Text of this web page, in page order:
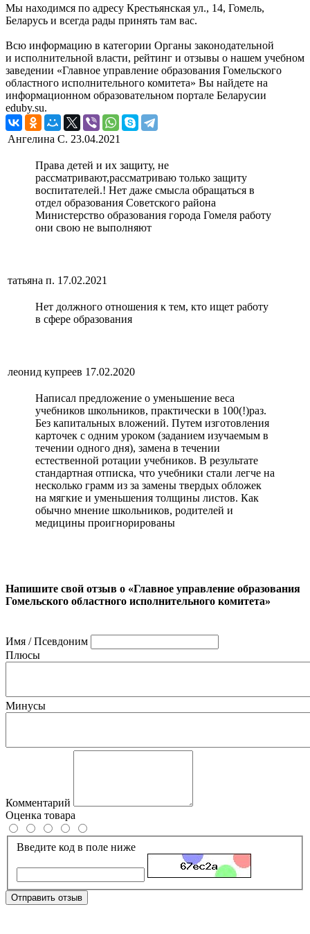
Мы находимся по адресу Крестьянская ул., 14, Гомель,
Беларусь и всегда рады принять там вас.
Всю информацию в категории Органы законодательной
и исполнительной власти, рейтинг и отзывы о нашем учебном
заведении «Главное управление образования Гомельского
областного исполнительного комитета» Вы найдете на
информационном образовательном портале Беларусии
eduby.su.
Ангелина С. 23.04.2021
Права детей и их защиту, не
рассматривают,рассматриваю только защиту
воспитателей.! Нет даже смысла обращаться в
отдел образования Советского района
Министерство образования города Гомеля работу
они свою не выполняют
татьяна п. 17.02.2021
Нет должного отношения к тем, кто ищет работу
в сфере образования
леонид купреев 17.02.2020
Написал предложение о уменьшение веса
учебников школьников, практически в 100(!)раз.
Без капитальных вложений. Путем изготовления
карточек с одним уроком (заданием изучаемым в
течении одного дня), замена в течении
естественной ротации учебников. В результате
стандартная отписка, что учебники стали легче на
несколько грамм из за замены твердых обложек
на мягкие и уменьшения толщины листов. Как
обычно мнение школьников, родителей и
медицины проигнорированы
Напишите свой отзыв о «Главное управление образования
Гомельского областного исполнительного комитета»
Имя / Псевдоним
Плюсы
Минусы
Комментарий
Оценка товара
Введите код в поле ниже
Отправить отзыв